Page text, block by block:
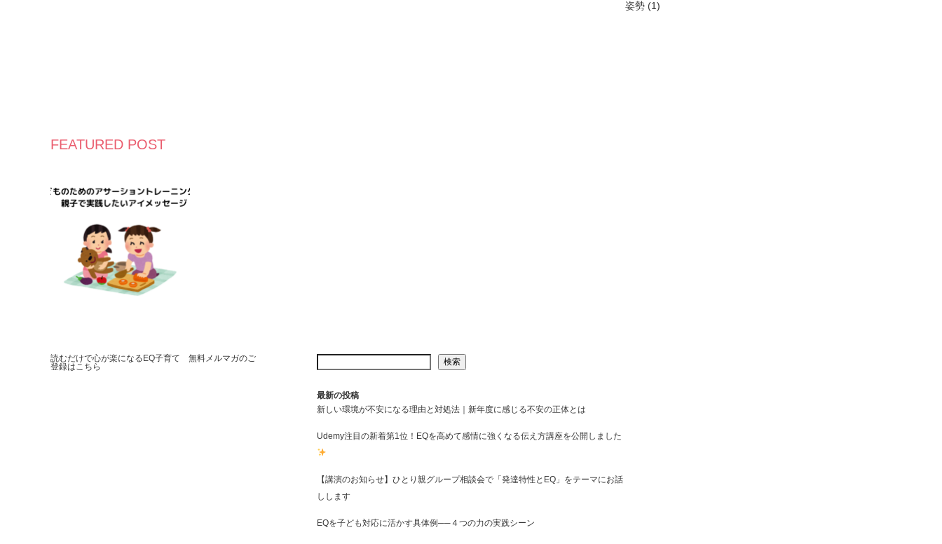
姿勢 (1)
FEATURED POST
読むだけで心が楽になるEQ子育て 無料メルマガのご
登録はこちら
検索
最新の投稿
新しい環境が不安になる理由と対処法｜新年度に感じる不安の正体とは
Udemy注目の新着第1位！EQを高めて感情に強くなる伝え方講座を公開しました
【講演のお知らせ】ひとり親グループ相談会で「発達特性とEQ」をテーマにお話
しします
EQを子ども対応に活かす具体例──４つの力の実践シーン